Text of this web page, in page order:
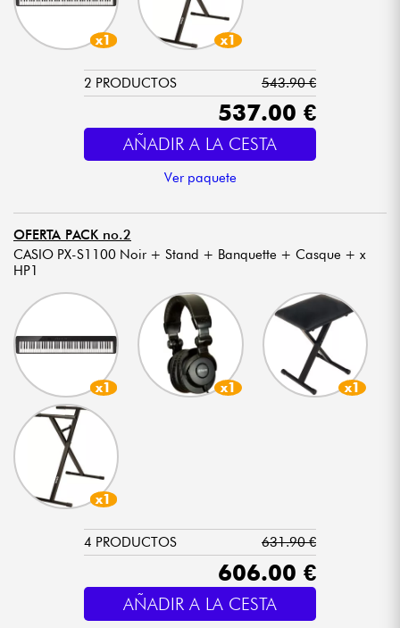
x1 x1
2 PRODUCTOS 543.90 €
537.00 €
AÑADIR A LA CESTA
Ver paquete
OFERTA PACK no.2
CASIO PX-S1100 Noir + Stand + Banquette + Casque + x
HP1
x1 x1 x1
x1
4 PRODUCTOS 631.90 €
606.00 €
AÑADIR A LA CESTA